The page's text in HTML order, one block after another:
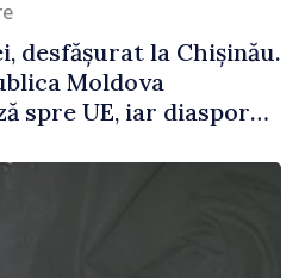
desfășurat la Chișinău.
Moldova
spre UE, iar diaspora
acestui